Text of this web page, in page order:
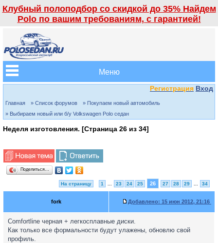
Клубный полоподбор со скидкой до 35% Найдем
Polo по вашим требованиям, с гарантией!
Меню
Регистрация Вход
Главная » Список форумов
» Покупаем новый автомобиль
» Выбираем новый или б/у Volkswagen Polo седан
Неделя изготовления. [Страница 26 из 34]
Поделиться…
На страницу 1 23 24 25 26 27 28 29 34
fork Добавлено: 15 июн 2012, 21:16
Comfortline черная + легкосплавные диски.
Как только все формальности будут улажены, обновлю свой
профиль.